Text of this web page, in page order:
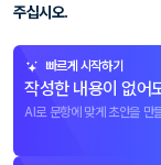
주십시오.
빠르게 시작하기
작성한 내용이 없어
AI로 문항에 맞게 초안을 만